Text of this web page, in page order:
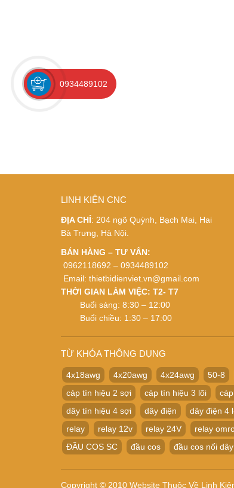
LINH KIỆN CNC
ĐỊA CHỈ: 204 ngõ Quỳnh, Bạch Mai, Hai
Bà Trưng, Hà Nội.
BÁN HÀNG – TƯ VẤN:
0962118692 – 0934489102
Email: thietbidienviet.vn@gmail.com
THỜI GIAN LÀM VIỆC: T2- T7
Buổi sáng: 8:30 – 12:00
Buổi chiều: 1:30 – 17:00
TỪ KHÓA THÔNG DỤNG
4x18awg 4x20awg 4x24awg 50-8
cáp tín hiệu 2 sợi
cáp tín hiệu 3 lõi
dây tín hiệu 4 sợi
dây điện dây điện 4
relay
relay 12v relay 24V relay
ĐẦU COS SC
đầu cos đầu cos nối dây
Copyright © 2010 Website Thuộc Về Linh
0934489102